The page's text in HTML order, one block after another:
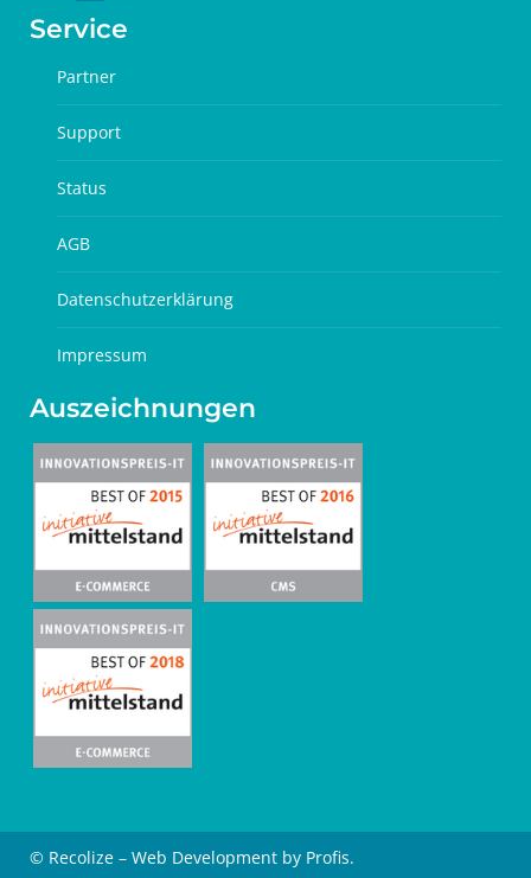
Service
Partner
Support
Status
AGB
Datenschutzerklärung
Impressum
Auszeichnungen
© Recolize – Web Development by Profis.